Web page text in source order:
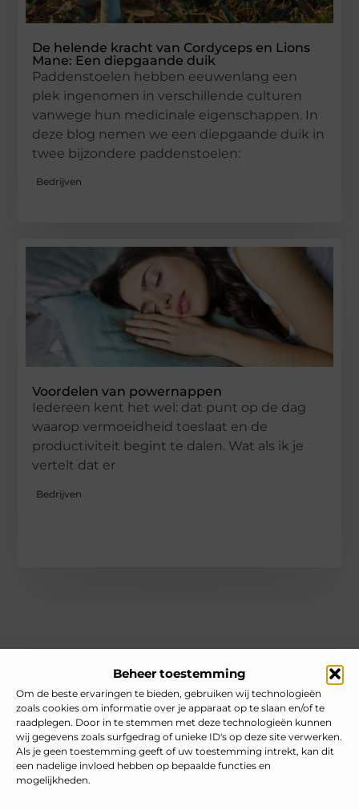
Beheer toestemming
Om de beste ervaringen te bieden, gebruiken wij technologieën
zoals cookies om informatie over je apparaat op te slaan en/of te
raadplegen. Door in te stemmen met deze technologieën kunnen
wij gegevens zoals surfgedrag of unieke ID's op deze site verwerken.
Als je geen toestemming geeft of uw toestemming intrekt, kan dit
een nadelige invloed hebben op bepaalde functies en
mogelijkheden.
De helende kracht van Cordyceps en Lions
Mane: Een diepgaande duik
Paddenstoelen hebben eeuwenlang een
plek ingenomen in verschillende culturen
vanwege hun medicinale eigenschappen. In
deze blog nemen we een diepgaande duik in
twee bijzondere paddenstoelen:
Bedrijven
Voordelen van powernappen
Iedereen kent het wel: dat punt op de dag
waarop vermoeidheid toeslaat en de
productiviteit begint te dalen. Wat als ik je
vertelt dat er
Bedrijven
Jouw gids voor inspiratie en tips uit het dagelijks leven.
Ontdek een brede verzameling blogs en artikelen die je helpen
om het meeste uit elke dag te halen, met praktische adviezen
en verrassende inzichten.
Bericht categorie